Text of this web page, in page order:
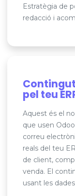
Estratègia de
redacció i
pel teu
Aquest és el
que usen
correu
reals del teu
de client,
venda. El
usant les